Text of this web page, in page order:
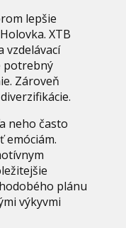
lepšie
XTB
vzdelávací
potrebný
Zároveň
neho často
emóciám.
plánu
výkyvmi